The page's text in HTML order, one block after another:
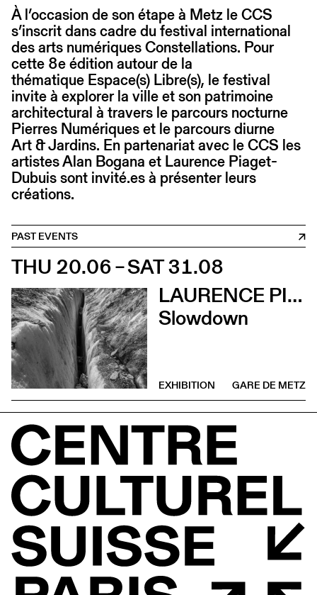
À l’occasion de son étape à Metz le CCS
s’inscrit dans cadre du festival international
des arts numériques Constellations. Pour
cette 8e édition autour de la
thématique Espace(s) Libre(s), le festival
invite à explorer la ville et son patrimoine
architectural à travers le parcours nocturne
Pierres Numériques et le parcours diurne
Art & Jardins. En partenariat avec le CCS les
artistes Alan Bogana et Laurence Piaget-
Dubuis sont invité.es à présenter leurs
créations.
PAST EVENTS
THU 20.06 – SAT 31.08
LAURENCE PIAGET-DUBUIS
Slowdown
GARE DE METZ
EXHIBITION